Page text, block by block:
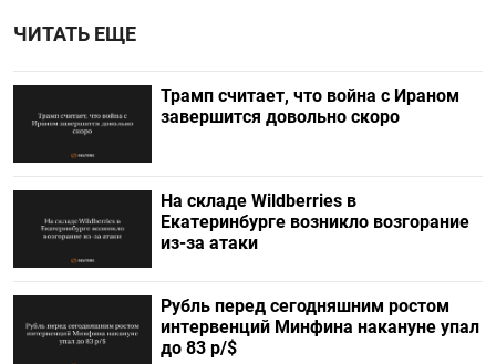
ЧИТАТЬ ЕЩЕ
Трамп считает, что война с Ираном
завершится довольно скоро
На складе Wildberries в
Екатеринбурге возникло возгорание
из-за атаки
Рубль перед сегодняшним ростом
интервенций Минфина накануне упал
до 83 р/$